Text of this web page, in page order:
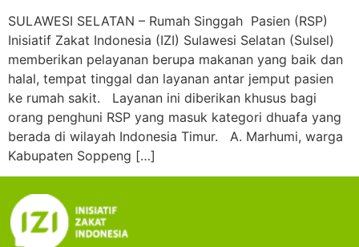
SULAWESI SELATAN – Rumah Singgah Pasien (RSP)
Inisiatif Zakat Indonesia (IZI) Sulawesi Selatan (Sulsel)
memberikan pelayanan berupa makanan yang baik dan
halal, tempat tinggal dan layanan antar jemput pasien
ke rumah sakit. Layanan ini diberikan khusus bagi
orang penghuni RSP yang masuk kategori dhuafa yang
berada di wilayah Indonesia Timur. A. Marhumi, warga
Kabupaten Soppeng […]